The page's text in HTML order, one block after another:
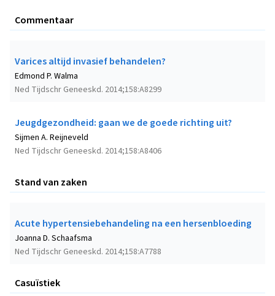
Commentaar
Varices altijd invasief behandelen?
Ned Tijdschr Geneeskd. 2014;158:A8299
Edmond P. Walma
Jeugdgezondheid: gaan we de goede richting uit?
Ned Tijdschr Geneeskd. 2014;158:A8406
Sijmen A. Reijneveld
Stand van zaken
Acute hypertensiebehandeling na een hersenbloeding
Ned Tijdschr Geneeskd. 2014;158:A7788
Joanna D. Schaafsma
Casuïstiek